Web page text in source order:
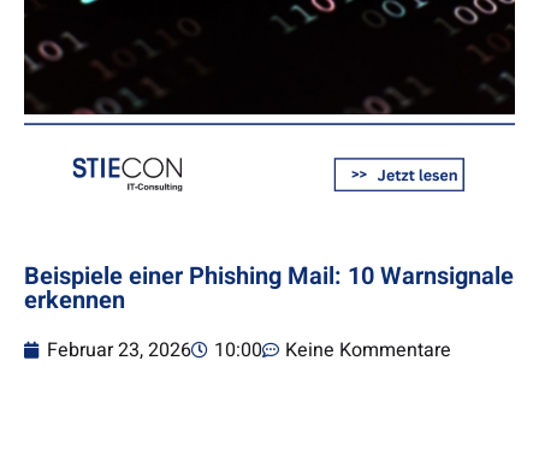
Beispiele einer Phishing Mail: 10 Warnsignale
erkennen
Februar 23, 2026 10:00 Keine Kommentare